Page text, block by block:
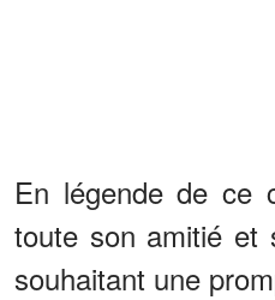
En légende de ce
toute son amitié et
souhaitant une